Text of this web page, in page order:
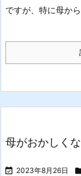
ですが、特に母か
母がおかしく
 2023年8月26日